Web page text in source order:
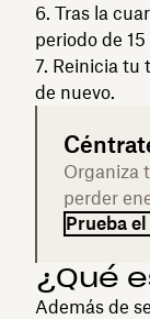
Tras la
periodo de
Reinicia tu
de nuevo.
Organiza
perder
Prueba
¿Qué
Además de